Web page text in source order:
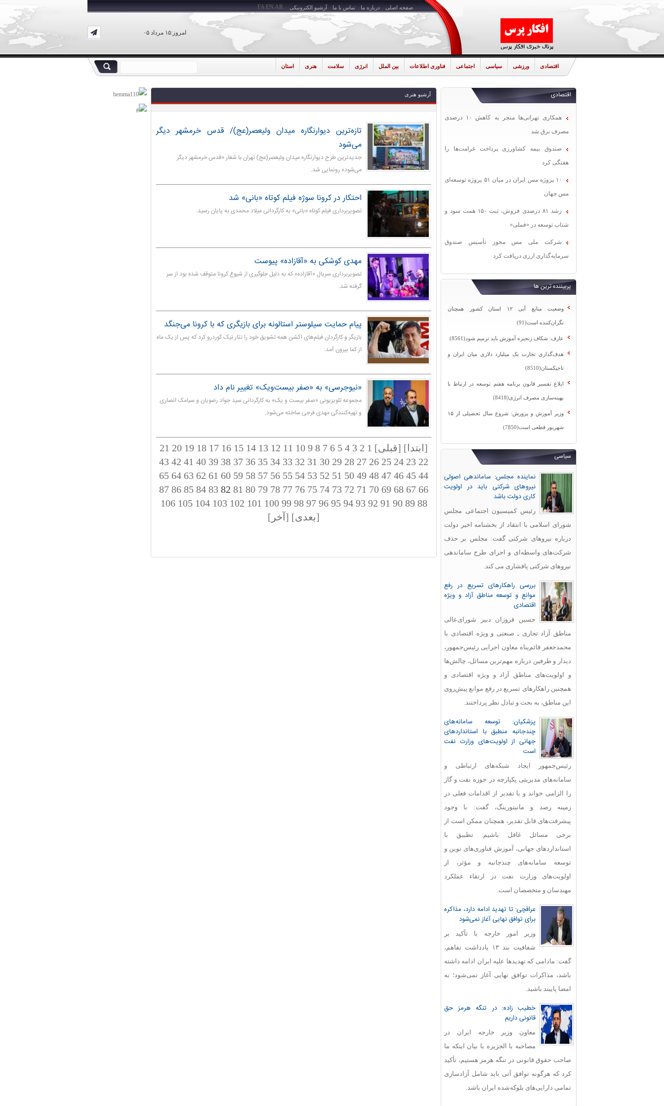
صفحه اصلی درباره ما تماس با ما آرشیو الکترونیکی
امروز:۱۵ مرداد ۰۵
FA EN AR
اقتصادی ورزشی سیاسی اجتماعی فناوری اطلاعات بین الملل انرژی سلامت هنری استان
اقتصادی
همکاری تهرانی‌ها منجر به کاهش ۱۰ درصدی
مصرف برق شد
صندوق بیمه کشاورزی پرداخت غرامت‌ها را
هفتگی کرد
۱۰ پروژه مس ایران در میان ۵۱ پروژه توسعه‌ای
مس جهان
رشد ۸۱ درصدی فروش، ثبت ۱۵۰ همت سود و
شتاب توسعه در «فملی»
شرکت ملی مس مجوز تأسیس صندوق
سرمایه‌گذاری ارزی دریافت کرد
پربیننده ترین ها
وضعیت منابع آبی ۱۲ استان کشور همچنان
نگران‌کننده است(91)
عارف: شکاف زنجیره آموزش باید ترمیم شود(8561)
هدف‌گذاری تجارت یک میلیارد دلاری میان ایران و
تاجیکستان(8510)
ابلاغ تفسیر قانون برنامه هفتم توسعه در ارتباط با
بهینه‌سازی مصرف انرژی(8418)
وزیر آموزش و پرورش: شروع سال تحصیلی از ۱۵
شهریور قطعی است(7850)
سیاسی
نماینده مجلس: ساماندهی اصولی
نیروهای شرکتی باید در اولویت
کاری دولت باشد
رئیس کمیسیون اجتماعی مجلس
شورای اسلامی با انتقاد از بخشنامه اخیر دولت
درباره نیروهای شرکتی گفت: مجلس بر حذف
شرکت‌های واسطه‌ای و اجرای طرح ساماندهی
نیروهای شرکتی پافشاری می کند.
بررسی راهکارهای تسریع در رفع
موانع و توسعه مناطق آزاد و ویژه
اقتصادی
حسین فروزان دبیر شورای‌عالی
مناطق آزاد تجاری ـ صنعتی و ویژه اقتصادی با
محمدجعفر قائم‌پناه معاون اجرایی رئیس‌جمهور،
دیدار و طرفین درباره مهم‌ترین مسائل، چالش‌ها
و اولویت‌های مناطق آزاد و ویژه اقتصادی و
همچنین راهکارهای تسریع در رفع موانع پیش‌روی
این مناطق، به بحث و تبادل نظر پرداختند.
پزشکیان: توسعه سامانه‌های
چندجانبه منطبق با استانداردهای
جهانی از اولویت‌های وزارت نفت
است
رئیس‌جمهور ایجاد شبکه‌های ارتباطی و
سامانه‌های مدیریتی یکپارچه در حوزه نفت و گاز
را الزامی خواند و با تقدیر از اقدامات فعلی در
زمینه رصد و مانیتورینگ، گفت: با وجود
پیشرفت‌های قابل‌ تقدیر، همچنان ممکن است از
برخی مسائل غافل باشیم. تطبیق با
استانداردهای جهانی، آموزش فناوری‌های نوین و
توسعه سامانه‌های چندجانبه و مؤثر، از
اولویت‌های وزارت نفت در ارتقاء عملکرد
مهندسان و متخصصان است.
عراقچی: تا تهدید ادامه دارد، مذاکره
برای توافق نهایی آغاز نمی‌شود
وزیر امور خارجه با تأکید بر
شفافیت بند ۱۳ یادداشت تفاهم،
گفت: مادامی که تهدیدها علیه ایران ادامه داشته
باشد، مذاکرات توافق نهایی آغاز نمی‌شود؛ به
امضا پایبند باشید.
خطیب زاده: در تنگه هرمز حق
قانونی داریم
معاون وزیر خارجه ایران در
مصاحبه با الجزیره با بیان اینکه ما
صاحب حقوق قانونی در تنگه هرمز هستیم، تأکید
کرد که هرگونه توافق آتی باید شامل آزادسازی
تمامی دارایی‌های بلوکه‌شده ایران باشد.
آرشیو هنری
تازه‌ترین دیوارنگاره میدان ولیعصر(عج)/ قدس خرمشهر دیگر
می‌شود
جدیدترین طرح دیوارنگاره میدان ولیعصر(عج) تهران با شعار «قدس خرمشهر دیگر
می‌شود» رونمایی شد.
احتکار در کرونا سوژه فیلم کوتاه «بانی» شد
تصویربرداری فیلم کوتاه «بانی» به کارگردانی میلاد محمدی به پایان رسید.
مهدی کوشکی به «آقازاده» پیوست
تصویربرداری سریال «آقازاده» که به دلیل جلوگیری از شیوع کرونا متوقف شده بود از سر
گرفته شد.
پیام حمایت سیلوستر استالونه برای بازیگری که با کرونا می‌جنگد
بازیگر و کارگردان فیلم‌های اکشن همه تشویق خود را نثار نیک کوردرو کرد که پس از یک ماه
از کما بیرون آمد.
«نیوجرسی» به «صفر بیست‌ویک» تغییر نام داد
مجموعه تلویزیونی «صفر بیست و یک» به کارگردانی سید جواد رضویان و سیامک انصاری
و تهیه‌کنندگی مهدی فرجی ساخته می‌شود.
[ابتدا] [قبلی] 1
2
3
4
5
6
7
8
9
10
11
12
13
14
15
16
17
18
19
20
21
22
23
24
25
26
27
28
29
30
31
32
33
34
35
36
37
38
39
40
41
42
43
44
45
46
47
48
49
50
51
52
53
54
55
56
57
58
59
60
61
62
63
64
65
66
67
68
69
70
71
72
73
74
75
76
77
78
79
80
81
83
84
85
86
87
88
89
90
91
92
93
94
95
96
97
98
99
100
101
102
103
104
105
106
[بعدی] [آخر]